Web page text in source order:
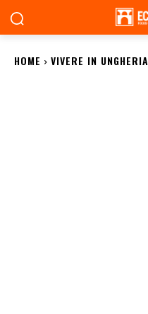
HOME VIVERE IN UNGHERIA